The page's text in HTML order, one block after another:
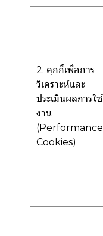
2. คุกกี้เพื่อการ
วิเคราะห์และ
ประเมินผลการใช้
งาน
(Performance
Cookies)